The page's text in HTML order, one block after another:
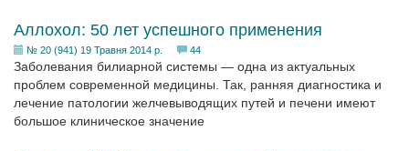
Аллохол: 50 лет успешного применения
№ 20 (941) 19 Травня 2014 р. 44
Заболевания билиарной системы — одна из актуальных
проблем современной медицины. Так, ранняя диагностика и
лечение патологии желчевыводящих путей и печени имеют
большое клиническое значение